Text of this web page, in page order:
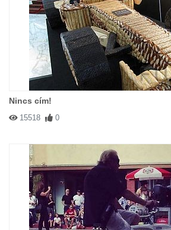
Nincs cím!
15518 0